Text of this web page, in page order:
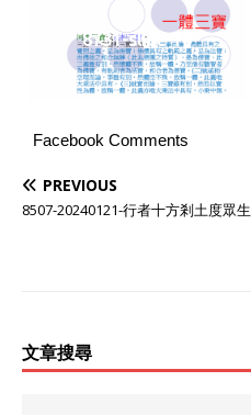
8731-slide-10
Facebook Comments
PREVIOUS
8507-20240121-行者十方剎土度眾生
文章搜尋